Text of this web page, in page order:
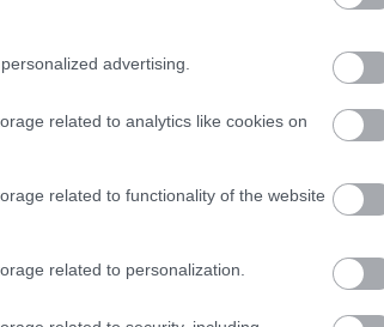
advertising.
related to analytics like cookies on
related to functionality of the website
related to personalization.